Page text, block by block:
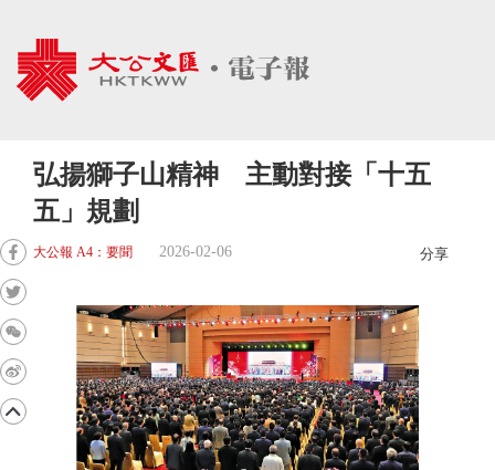
弘揚獅子山精神 主動對接「十五
五」規劃
大公報 A4：要聞 2026-02-06 分享